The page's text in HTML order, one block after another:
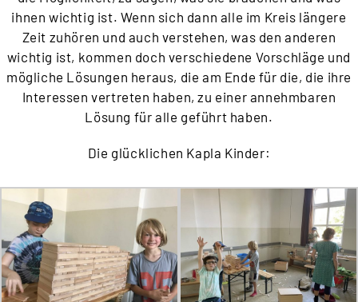
ihnen wichtig ist. Wenn sich dann alle im Kreis längere
Zeit zuhören und auch verstehen, was den anderen
wichtig ist, kommen doch verschiedene Vorschläge und
mögliche Lösungen heraus, die am Ende für die, die ihre
Interessen vertreten haben, zu einer annehmbaren
Lösung für alle geführt haben.
Die glücklichen Kapla Kinder: